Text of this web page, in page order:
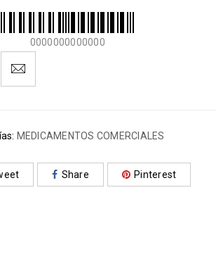
0000000000000
MEDICAMENTOS COMERCIALES
Share Pinterest